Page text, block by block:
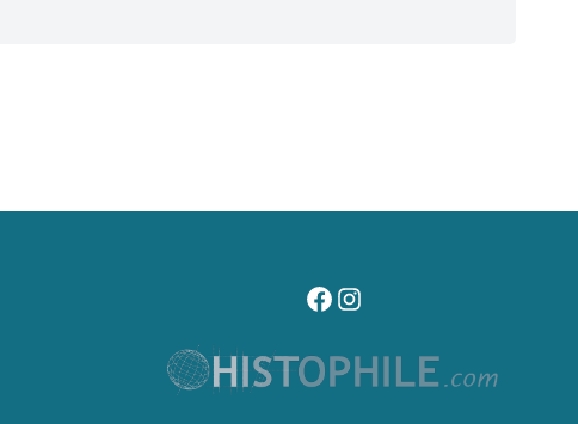
visitez notre page facebook
suivez notre compte